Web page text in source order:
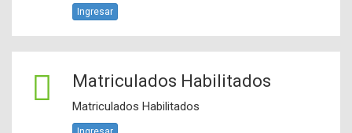
Ingresar
Matriculados Habilitados
Matriculados Habilitados